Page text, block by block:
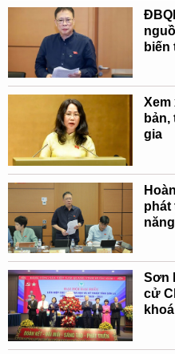
biến
Xem
gia
phát
Sơn
cử